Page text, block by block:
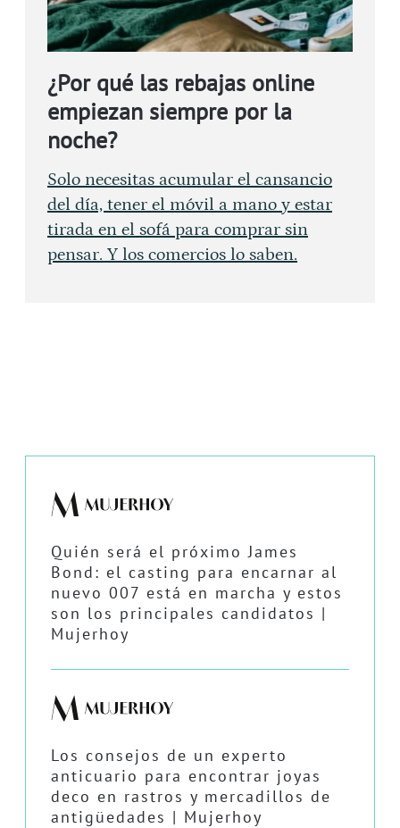
¿Por qué las rebajas online
empiezan siempre por la
noche?
Solo necesitas acumular el cansancio
del día, tener el móvil a mano y estar
tirada en el sofá para comprar sin
pensar. Y los comercios lo saben.
Quién será el próximo James
Bond: el casting para encarnar al
nuevo 007 está en marcha y estos
son los principales candidatos |
Mujerhoy
Los consejos de un experto
anticuario para encontrar joyas
deco en rastros y mercadillos de
antigüedades | Mujerhoy